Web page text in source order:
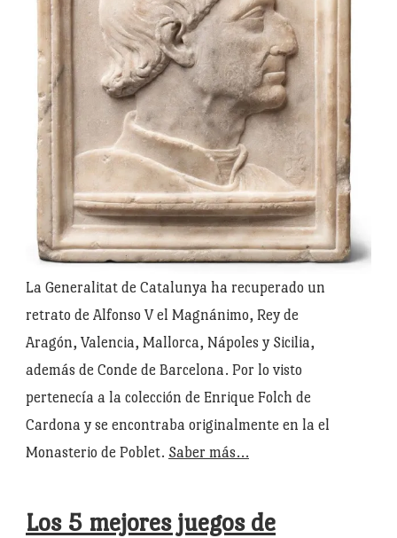
La Generalitat de Catalunya ha recuperado un
retrato de Alfonso V el Magnánimo, Rey de
Aragón, Valencia, Mallorca, Nápoles y Sicilia,
además de Conde de Barcelona. Por lo visto
pertenecía a la colección de Enrique Folch de
Cardona y se encontraba originalmente en la el
Monasterio de Poblet. Saber más…
Los 5 mejores juegos de